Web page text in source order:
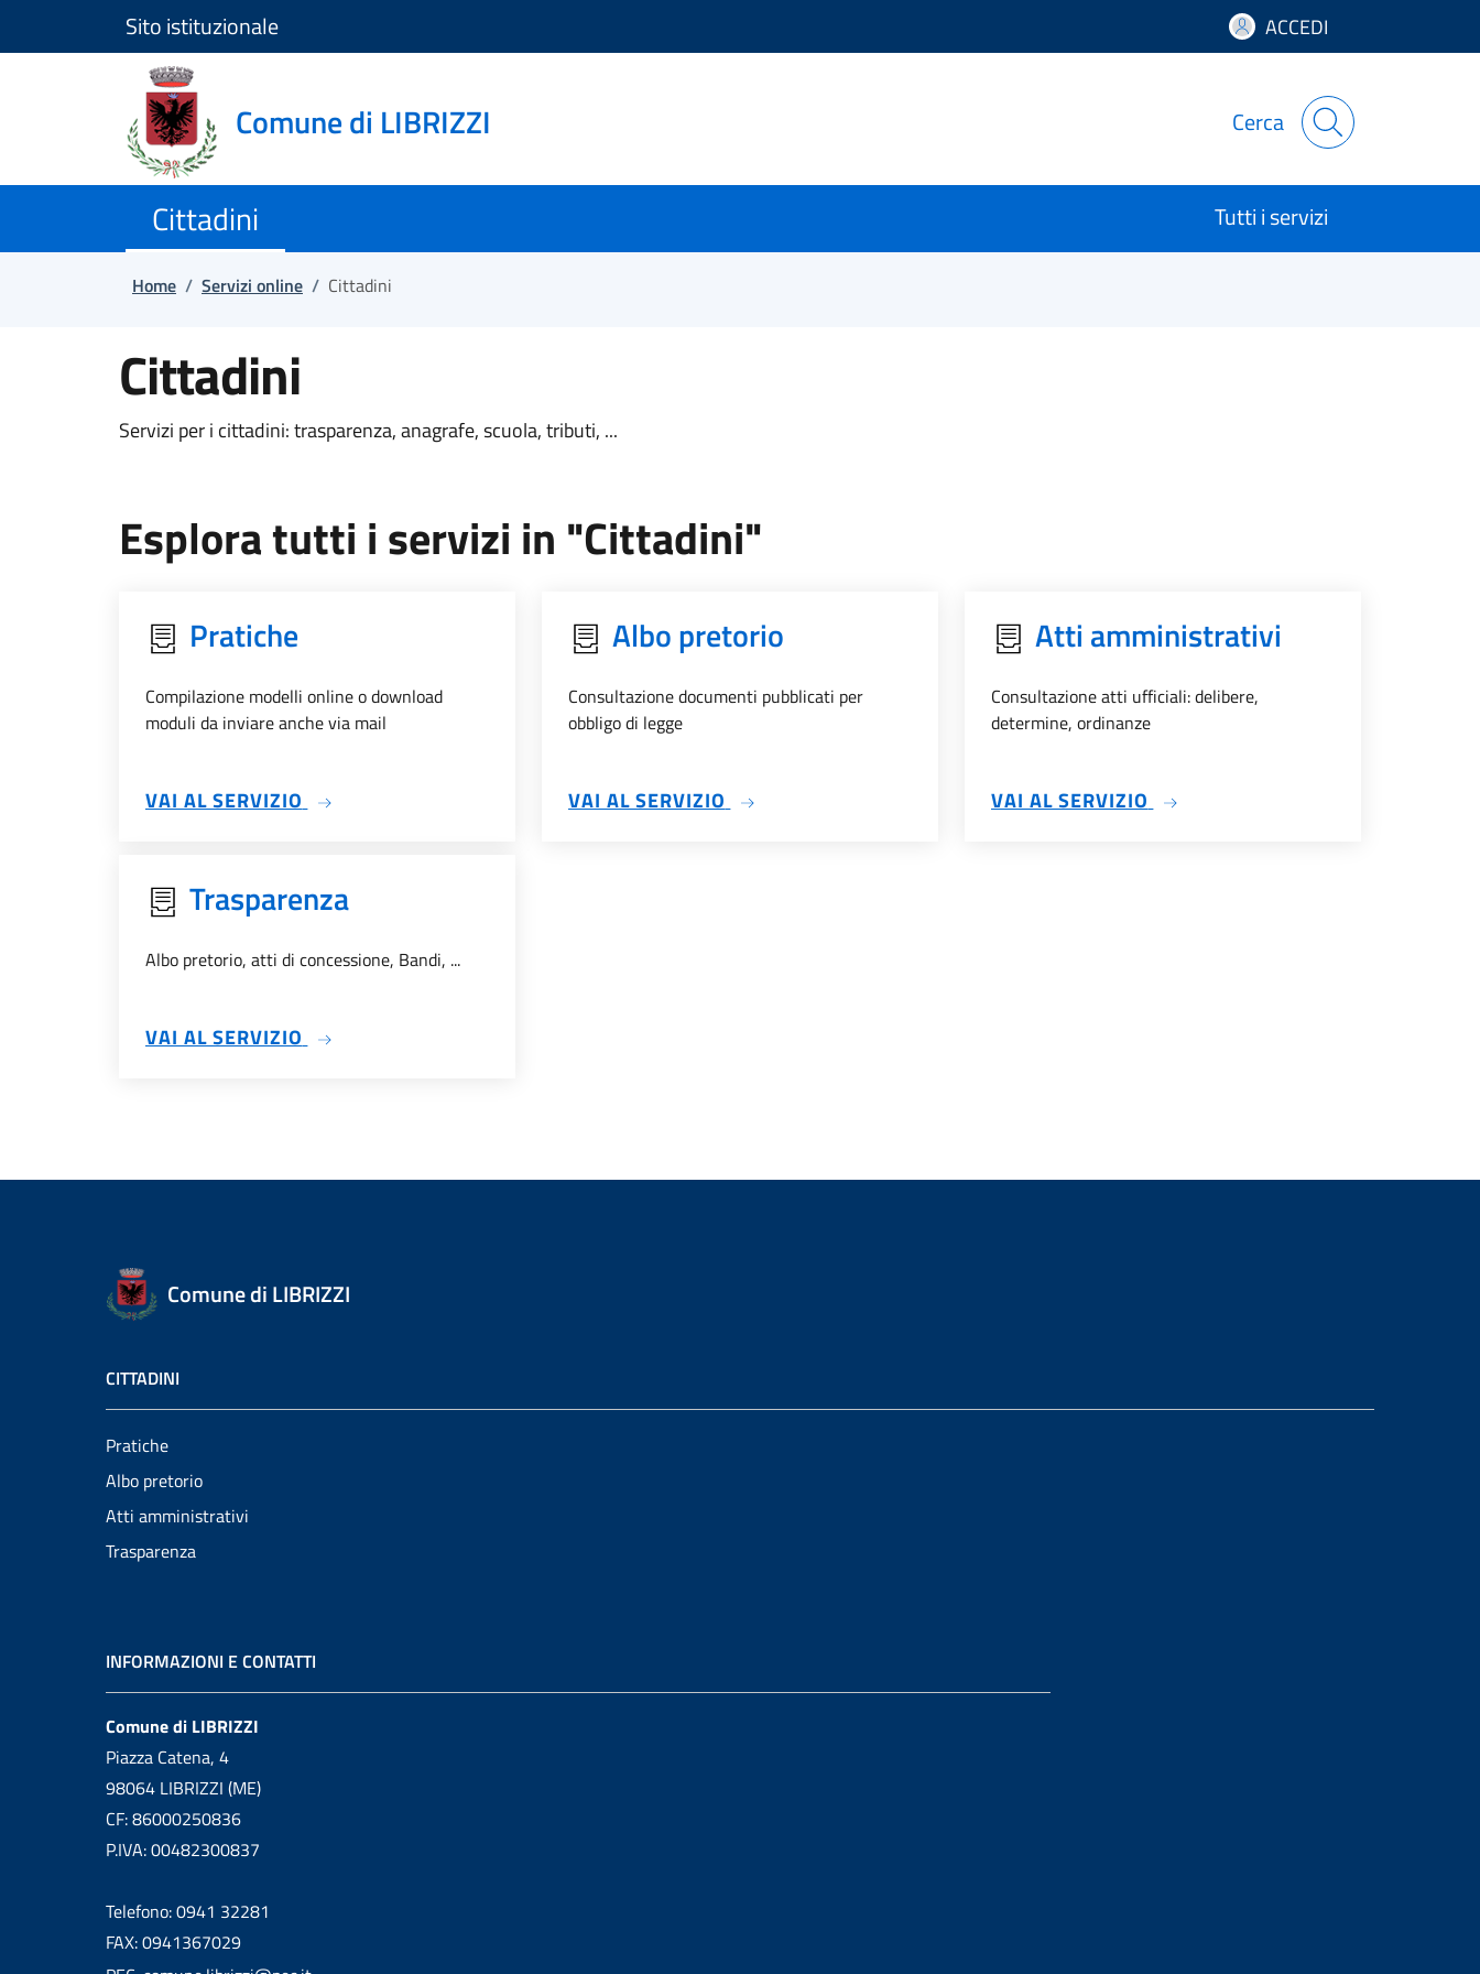
Salta e vai al contenuto
Salta e vai al footer
Sito istituzionale ACCEDI
Comune di LIBRIZZI Cerca
Cittadini Tutti i servizi
Home / Servizi online / Cittadini
Cittadini
Servizi per i cittadini: trasparenza, anagrafe, scuola, tributi, ...
Esplora tutti i servizi in "Cittadini"
Pratiche
Compilazione modelli online o download
moduli da inviare anche via mail
VAI AL SERVIZIO SU PRATICHE
Albo pretorio
Consultazione documenti pubblicati per
obbligo di legge
VAI AL SERVIZIO SU ALBO PRETORIO
Atti amministrativi
Consultazione atti ufficiali: delibere,
determine, ordinanze
VAI AL SERVIZIO SU ATTI AMMINISTRATIVI
Trasparenza
Albo pretorio, atti di concessione, Bandi, ...
VAI AL SERVIZIO SU TRASPARENZA
Comune di LIBRIZZI
CITTADINI
Pratiche
Albo pretorio
Atti amministrativi
Trasparenza
INFORMAZIONI E CONTATTI
Comune di LIBRIZZI
Piazza Catena, 4
98064 LIBRIZZI (ME)
CF: 86000250836
P.IVA: 00482300837
Telefono: 0941 32281
FAX: 0941367029